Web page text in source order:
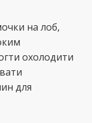
на лоб,
охолодити
для